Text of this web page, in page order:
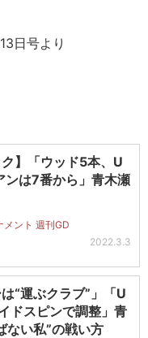
日号より
ク】「ウッド5本、U
ンは7番から」青木瀬
メント 週刊GD
2022.3.3
は“運ぶクラブ”」「U
ドスピンで調整」青
ない私”の戦い方